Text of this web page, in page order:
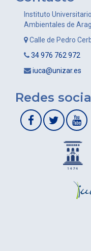
Instituto
Ambientales de
Calle de Pedro
34 976 762 972
iuca@unizar.es
Redes